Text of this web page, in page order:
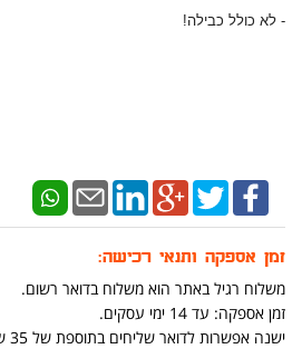
- לא כולל כבילה!
זמן אספקה ותנאי רכישה:
משלוח רגיל באתר הוא משלוח בדואר רשום.
זמן אספקה: עד 14 ימי עסקים.